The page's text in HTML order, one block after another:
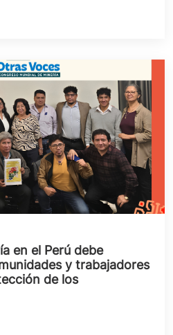
en el Perú debe
y trabajadores
de los